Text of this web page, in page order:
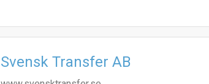
Svensk Transfer AB